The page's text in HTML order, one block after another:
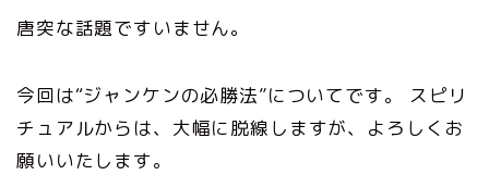
唐突な話題ですいません。
今回は“ジャンケンの必勝法”についてです。 スピリ
チュアルからは、大幅に脱線しますが、よろしくお
願いいたします。